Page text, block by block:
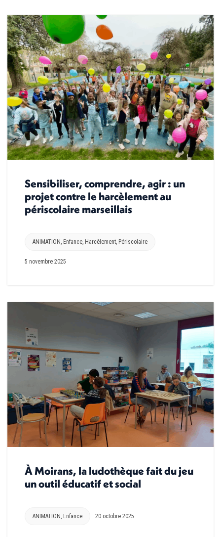
Sensibiliser, comprendre, agir : un
projet contre le harcèlement au
périscolaire marseillais
ANIMATION , Enfance, Harcèlement, Périscolaire
5 novembre 2025
À Moirans, la ludothèque fait du jeu
un outil éducatif et social
ANIMATION, Enfance 20 octobre 2025